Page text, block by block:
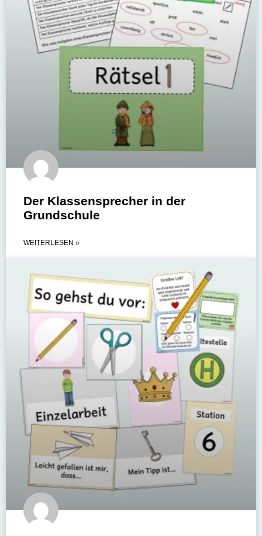
Der Klassensprecher in der
Grundschule
WEITERLESEN »